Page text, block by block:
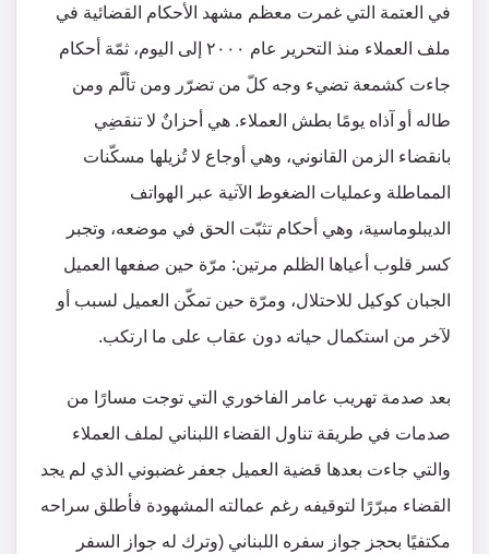
في العتمة التي غمرت معظم مشهد الأحكام القضائية في
ملف العملاء منذ التحرير عام ٢٠٠٠ إلى اليوم، ثمّة أحكام
جاءت كشمعة تضيء وجه كلّ من تضرّر ومن تألّم ومن
طاله أو آذاه يومًا بطش العملاء. هي أحزانٌ لا تنقضِي
بانقضاء الزمن القانوني، وهي أوجاع لا تُزيلها مسكّنات
المماطلة وعمليات الضغوط الآتية عبر الهواتف
الديبلوماسية، وهي أحكام تثبّت الحق في موضعه، وتجبر
كسر قلوب أعياها الظلم مرتين: مرّة حين صفعها العميل
الجبان كوكيل للاحتلال، ومرّة حين تمكّن العميل لسبب أو
لآخر من استكمال حياته دون عقاب على ما ارتكب.
بعد صدمة تهريب عامر الفاخوري التي توجت مسارًا من
صدمات في طريقة تناول القضاء اللبناني لملف العملاء
والتي جاءت بعدها قضية العميل جعفر غضبوني الذي لم يجد
القضاء مبرّرًا لتوقيفه رغم عمالته المشهودة فأطلق سراحه
مكتفيًا بحجز جواز سفره اللبناني (وترك له جواز السفر